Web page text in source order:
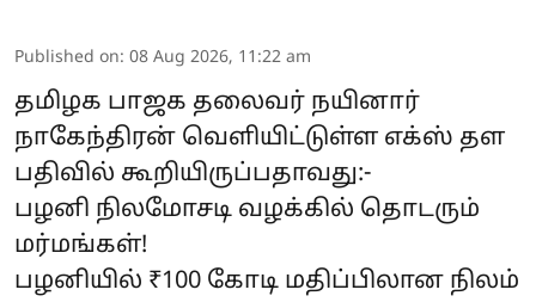
Published on: 08 Aug 2026, 11:22 am
தமிழக பாஜக தலைவர் நயினார்
நாகேந்திரன் வெளியிட்டுள்ள எக்ஸ் தள
பதிவில் கூறியிருப்பதாவது:-
பழனி நிலமோசடி வழக்கில் தொடரும்
மர்மங்கள்!
பழனியில் ₹100 கோடி மதிப்பிலான நிலம்